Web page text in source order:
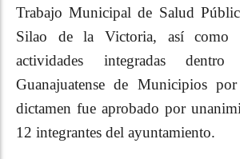
Trabajo Municipal de Salud
Silao de la Victoria, así como
actividades integradas
Guanajuatense de Municipios
dictamen fue aprobado por
12 integrantes del ayuntamiento.